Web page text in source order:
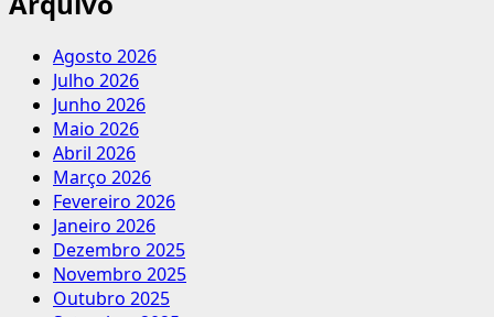
Agosto 2026
Julho 2026
Junho 2026
Maio 2026
Abril 2026
Março 2026
Fevereiro 2026
Janeiro 2026
Dezembro 2025
Novembro 2025
Outubro 2025